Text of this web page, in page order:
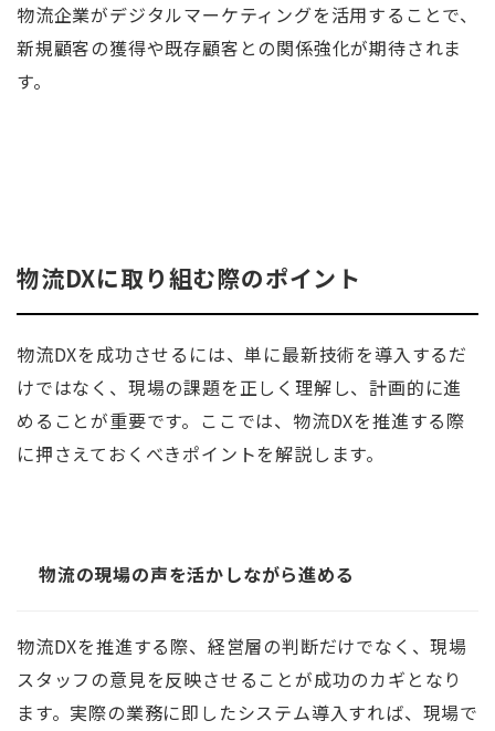
物流企業がデジタルマーケティングを活用することで、
新規顧客の獲得や既存顧客との関係強化が期待されま
す。
物流DXに取り組む際のポイント
物流DXを成功させるには、単に最新技術を導入するだ
けではなく、現場の課題を正しく理解し、計画的に進
めることが重要です。ここでは、物流DXを推進する際
に押さえておくべきポイントを解説します。
物流の現場の声を活かしながら進める
物流DXを推進する際、経営層の判断だけでなく、現場
スタッフの意見を反映させることが成功のカギとなり
ます。実際の業務に即したシステム導入すれば、現場で